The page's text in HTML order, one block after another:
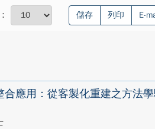
儲存 列印 E-
應用：從客製化重建之方法